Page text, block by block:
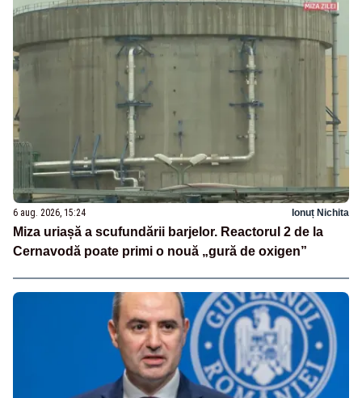
6 aug. 2026, 15:24 Ionuț Nichita
Miza uriașă a scufundării barjelor. Reactorul 2 de la
Cernavodă poate primi o nouă „gură de oxigen”